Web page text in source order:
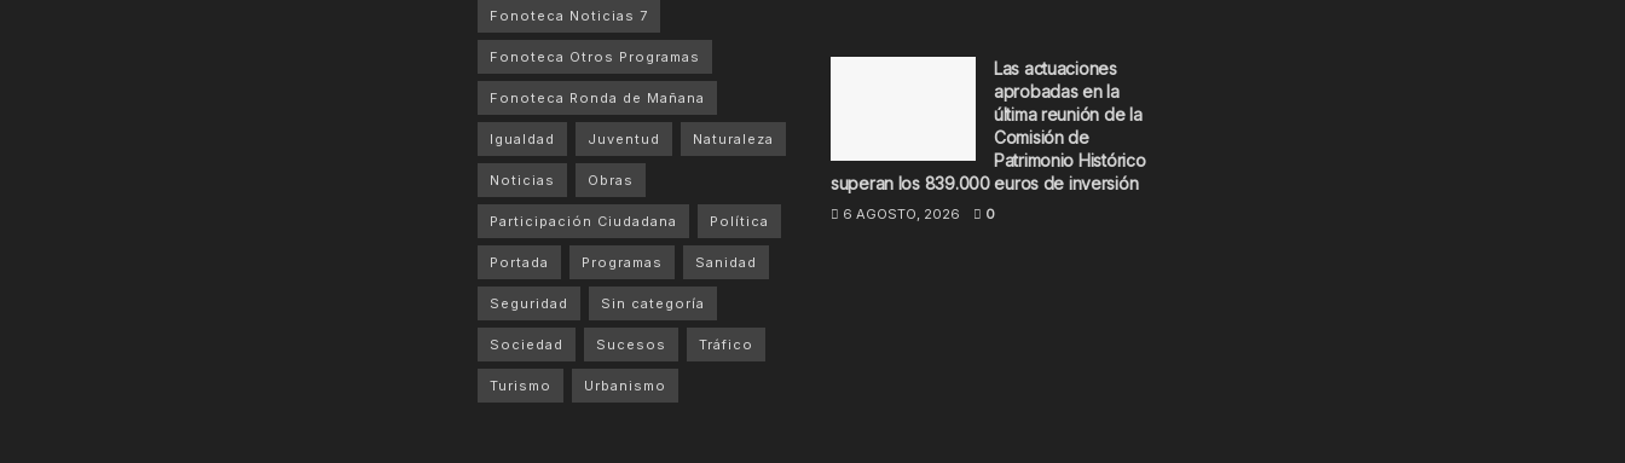
Fonoteca Noticias 7
Fonoteca Otros Programas
Fonoteca Ronda de Mañana
Igualdad Juventud Naturaleza
Noticias Obras
Participación Ciudadana Política
Portada Programas Sanidad
Seguridad Sin categoría
Sociedad Sucesos Tráfico
Turismo Urbanismo
Las actuaciones
aprobadas en la
última reunión de la
Comisión de
Patrimonio Histórico
superan los 839.000 euros de inversión
6 AGOSTO, 2026 0